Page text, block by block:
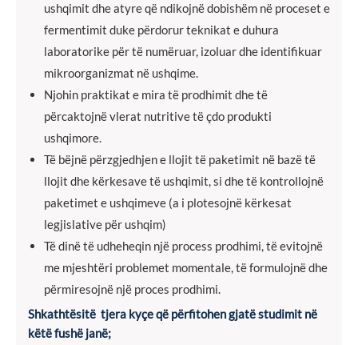
ushqimit dhe atyre që ndikojnë dobishëm në proceset e
fermentimit duke përdorur teknikat e duhura
laboratorike për të numëruar, izoluar dhe identifikuar
mikroorganizmat në ushqime.
Njohin praktikat e mira të prodhimit dhe të
përcaktojnë vlerat nutritive të çdo produkti
ushqimore.
Të bëjnë përzgjedhjen e llojit të paketimit në bazë të
llojit dhe kërkesave të ushqimit, si dhe të kontrollojnë
paketimet e ushqimeve (a i plotesojnë kërkesat
legjislative për ushqim)
Të dinë të udheheqin një process prodhimi, të evitojnë
me mjeshtëri problemet momentale, të formulojnë dhe
përmiresojnë një proces prodhimi.
Shkathtësitë tjera kyçe që përfitohen gjatë studimit në
këtë fushë janë;